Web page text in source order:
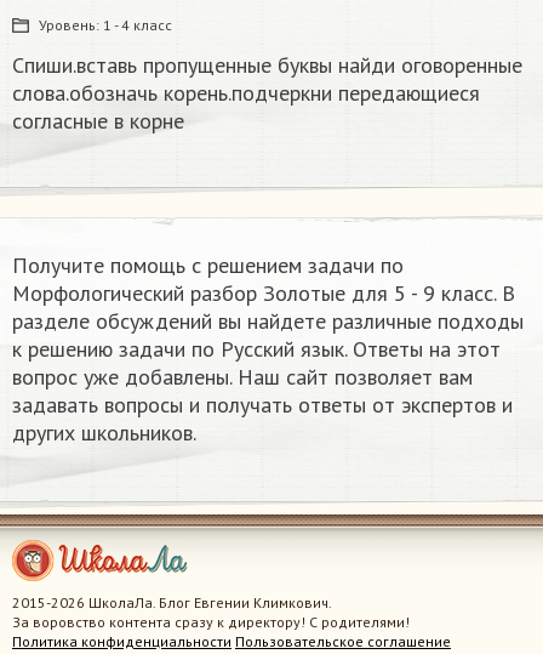
Уровень: 1 - 4 класс
Спиши.вставь пропущенные буквы найди оговоренные
слова.обозначь корень.подчеркни передающиеся
согласные в корне
Получите помощь с решением задачи по
Морфологический разбор Золотые для 5 - 9 класс. В
разделе обсуждений вы найдете различные подходы
к решению задачи по Русский язык. Ответы на этот
вопрос уже добавлены. Наш сайт позволяет вам
задавать вопросы и получать ответы от экспертов и
других школьников.
2015-2026 ШколаЛа. Блог Евгении Климкович.
За воровство контента сразу к директору! С родителями!
Политика конфиденциальности Пользовательское соглашение